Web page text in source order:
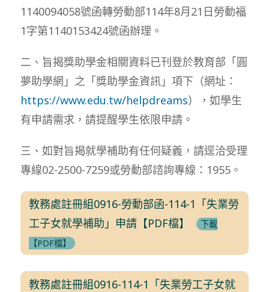
1140094058號函轉勞動部114年8月21日勞動福
1字第1140153424號函辦理。
二、旨揭獎助學金相關資料已刊登於教育部「圓
夢助學網」之「獎助學金資訊」項下（網址：
https://www.edu.tw/helpdreams），如學生
有申請需求，請提醒學生依限申請。
三、如對旨揭就學補助有任何疑義，請逕洽受理
專線02-2500-7259或勞動部諮詢專線：1955。
教務處註冊組0916-勞動部函-114-1「失業勞
工子女就學補助」申請【PDF檔】
下載
【PDF檔】
教務處註冊組0916-114-1「失業勞工子女就